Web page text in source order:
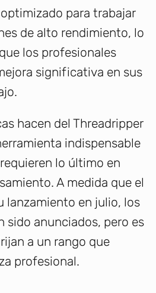
para trabajar
de alto rendimiento, lo
los profesionales
significativa en sus
hacen del Threadripper
indispensable
lo último en
A medida que el
lanzamiento en julio, los
sido anunciados, pero es
a un rango que
profesional.